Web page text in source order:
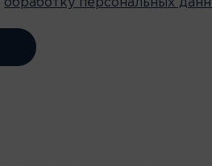
обработку персональных